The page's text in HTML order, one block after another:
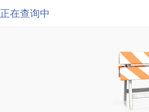
正在查询中